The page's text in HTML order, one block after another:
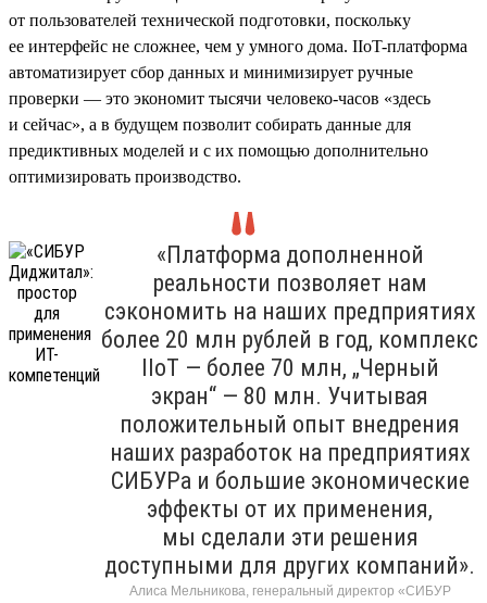
от пользователей технической подготовки, поскольку
ее интерфейс не сложнее, чем у умного дома. IIoT-платформа
автоматизирует сбор данных и минимизирует ручные
проверки — это экономит тысячи человеко-часов «здесь
и сейчас», а в будущем позволит собирать данные для
предиктивных моделей и с их помощью дополнительно
оптимизировать производство.
«Платформа дополненной
реальности позволяет нам
сэкономить на наших предприятиях
более 20 млн рублей в год, комплекс
IIoT — более 70 млн, „Черный
экран“ — 80 млн. Учитывая
положительный опыт внедрения
наших разработок на предприятиях
СИБУРа и большие экономические
эффекты от их применения,
мы сделали эти решения
доступными для других компаний».
Алиса Мельникова, генеральный директор «СИБУР